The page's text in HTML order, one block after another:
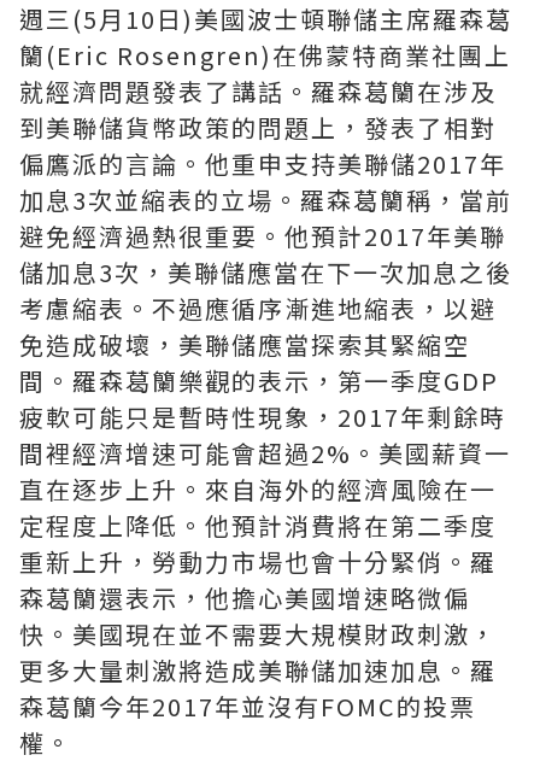
週三(5月10日)美國波士頓聯儲主席羅森葛
籣(Eric Rosengren)在佛蒙特商業社團上
就經濟問題發表了講話。羅森葛籣在涉及
到美聯儲貨幣政策的問題上，發表了相對
偏鷹派的言論。他重申支持美聯儲2017年
加息3次並縮表的立場。羅森葛籣稱，當前
避免經濟過熱很重要。他預計2017年美聯
儲加息3次，美聯儲應當在下一次加息之後
考慮縮表。不過應循序漸進地縮表，以避
免造成破壞，美聯儲應當探索其緊縮空
間。羅森葛籣樂觀的表示，第一季度GDP
疲軟可能只是暫時性現象，2017年剩餘時
間裡經濟增速可能會超過2%。美國薪資一
直在逐步上升。來自海外的經濟風險在一
定程度上降低。他預計消費將在第二季度
重新上升，勞動力市場也會十分緊俏。羅
森葛籣還表示，他擔心美國增速略微偏
快。美國現在並不需要大規模財政刺激，
更多大量刺激將造成美聯儲加速加息。羅
森葛籣今年2017年並沒有FOMC的投票
權。